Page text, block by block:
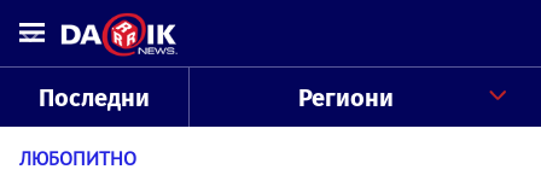
Последни Региони
ЛЮБОПИТНО